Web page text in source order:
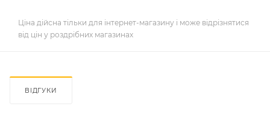
Ціна дійсна тільки для інтернет-магазину і може відрізнятися
від цін у роздрібних магазинах
ВІДГУКИ